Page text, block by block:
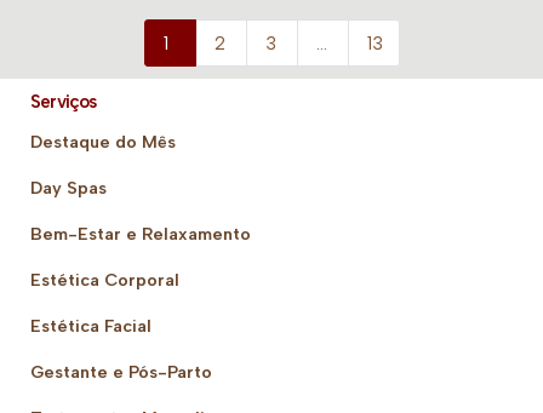
1 2 3 … 13
Serviços
Destaque do Mês
Day Spas
Bem-Estar e Relaxamento
Estética Corporal
Estética Facial
Gestante e Pós-Parto